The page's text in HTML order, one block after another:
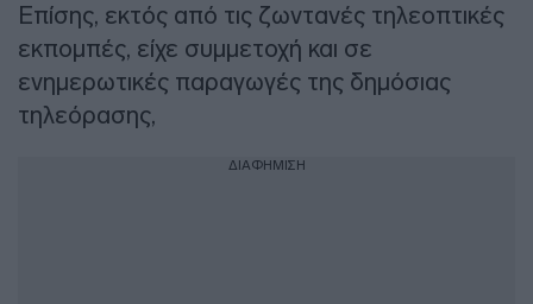
Επίσης, εκτός από τις ζωντανές τηλεοπτικές
εκπομπές, είχε συμμετοχή και σε
ενημερωτικές παραγωγές της δημόσιας
τηλεόρασης,
ΔΙΑΦΗΜΙΣΗ